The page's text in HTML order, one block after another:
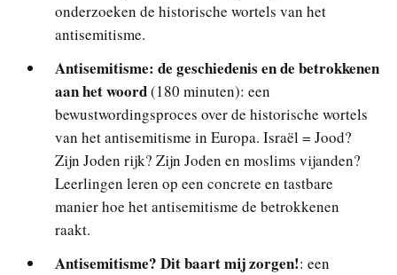
onderzoeken de historische wortels van het
antisemitisme.
Antisemitisme: de geschiedenis en de betrokkenen
aan het woord(180 minuten): een
bewustwordingsproces over de historische wortels
van het antisemitisme in Europa. Israël = Jood?
Zijn Joden rijk? Zijn Joden en moslims vijanden?
Leerlingen leren op een concrete en tastbare
manier hoe het antisemitisme de betrokkenen
raakt.
Antisemitisme? Dit baart mij zorgen!: een